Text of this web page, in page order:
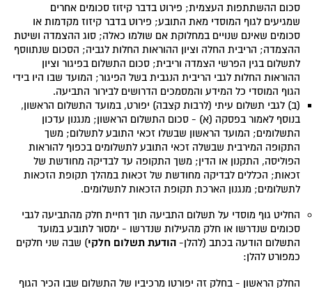
סכום ההשתתפות העצמית; פירוט בדבר קיזוז סכומים אחרים
שמגיעים לגוף המוסדי מאת התובע; פירוט בדבר קיזוז מקדמות או
סכומים שאינם שנויים במחלוקת אם שולמו כאלה; סוג ההצמדה ושיטת
ההצמדה; הריבית החלה וציון ההוראות החלות לגביה; הסכום שנתווסף
לתשלום בגין הפרשי הצמדה וריבית; סכום התשלום בפיגור וציון
ההוראות החלות לגבי הריבית הנגבית בשל הפיגור; המועד שבו היו בידי
הגוף המוסדי כל המידע והמסמכים הדרושים לבירור התביעה.
(ב) לגבי תשלום עיתי (לרבות קצבה) יפורט, במועד התשלום הראשון,
בנוסף לאמור בפסקה (א) - סכום התשלום הראשון; מנגנון עדכון
התשלומים; המועד הראשון שבשלו זכאי התובע לתשלום; משך
התקופה המירבית שבשלה זכאי התובע לתשלומים בכפוף להוראות
הפוליסה, התקנון או הדין; משך התקופה עד לבדיקה מחודשת של
זכאות; הכללים לבדיקה מחודשת של זכאות במהלך תקופת הזכאות
לתשלומים; מנגנון הארכת תקופת הזכאות לתשלומים.
החליט גוף מוסדי על תשלום התביעה תוך דחיית חלק מהתביעה לגבי
סכומים שנדרשו או חלק מהעילות שנדרשו - ימסור לתובע במועד
התשלום הודעה בכתב (להלן-הודעת תשלום חלקי) שבה שני חלקים
כמפורט להלן:
החלק הראשון - בחלק זה יפורטו מרכיביו של התשלום שבו הכיר הגוף